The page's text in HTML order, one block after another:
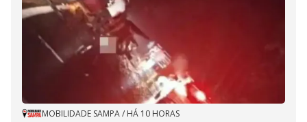
MOBILIDADE SAMPA/ HÁ 10 HORAS